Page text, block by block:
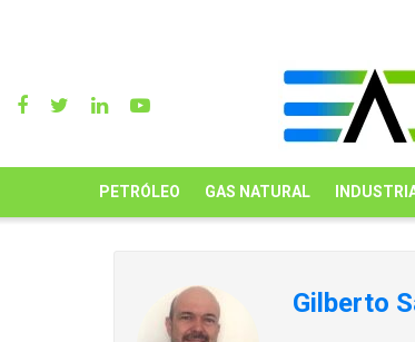
PETRÓLEO GAS NATURAL
Gilberto